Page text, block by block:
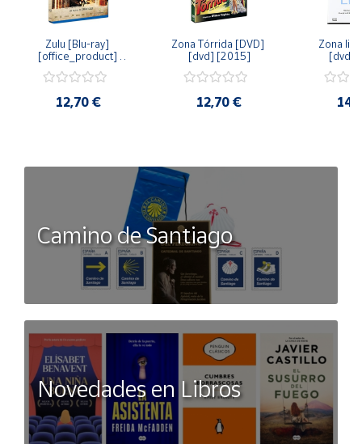
Zulu [Blu-ray]
[office_product]
12,70 €
Zona Tórrida [DVD]
[dvd] [2015]
12,70 €
Zona
[dvd]
Camino de Santiago
Novedades en Libros